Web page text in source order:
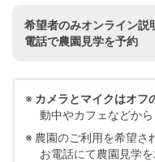
希望者のみオンライン説
電話で農園見学を予約
カメラとマイクはオフ
動中やカフェなどか
農園のご利用を希望さ
お電話にて農園見学